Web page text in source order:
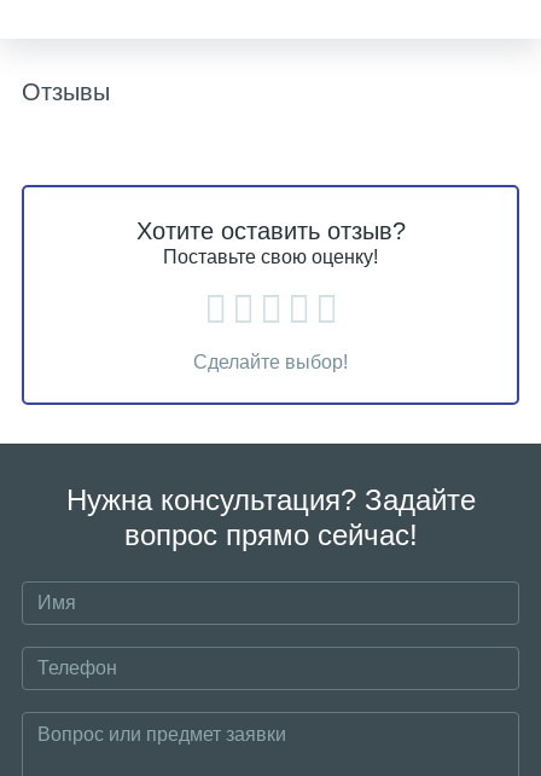
Отзывы
Хотите оставить отзыв?
Поставьте свою оценку!
Сделайте выбор!
Нужна консультация? Задайте
вопрос прямо сейчас!